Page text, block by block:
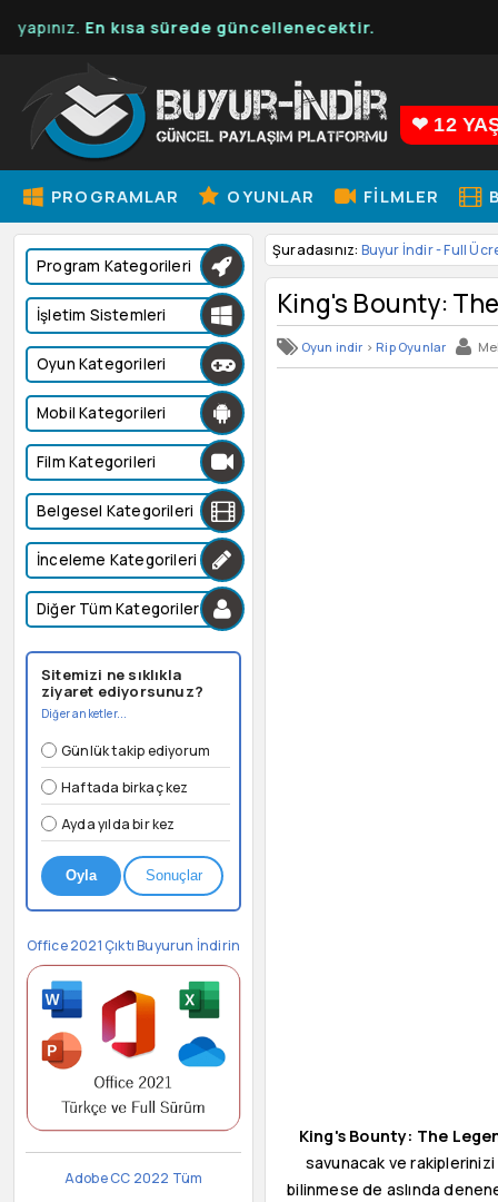
kısa sürede güncellenecektir.
❤ 12
PROGRAMLAR OYUNLAR FILMLER
Program Kategorileri
İşletim Sistemleri
Oyun Kategorileri
Mobil Kategorileri
Film Kategorileri
Belgesel Kategorileri
İnceleme Kategorileri
Diğer Tüm Kategoriler
Sitemizi ne sıklıkla
ziyaret ediyorsunuz?
Diğer anketler...
Günlük takip ediyorum
Haftada birkaç kez
Ayda yılda bir kez
Oyla Sonuçlar
Office 2021 Çıktı Buyurun İndirin
Adobe CC 2022 Tüm
Şuradasınız: Buyur İndir - Full
King's Bounty:
Oyun indir >Rip Oyunlar
King's Bounty: The
savunacak ve rakiplerinizi
bilinmese de aslında